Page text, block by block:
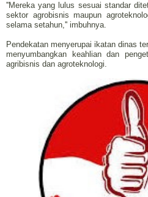
''Mereka yang lulus sesuai standar
sektor agrobisnis maupun
selama setahun,'' imbuhnya.
Pendekatan menyerupai ikatan dinas
menyumbangkan keahlian dan
agribisnis dan agroteknologi.